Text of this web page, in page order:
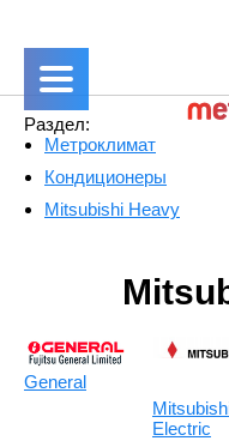
Раздел:
Метроклимат
Кондиционеры
Mitsubishi Heavy
General
Electric